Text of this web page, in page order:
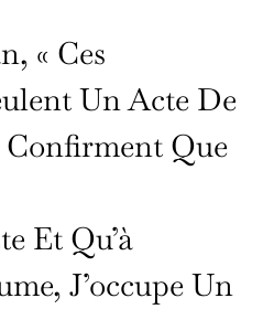
« Ces
Un Acte De
Confirment Que
Et Qu’à
J’occupe Un